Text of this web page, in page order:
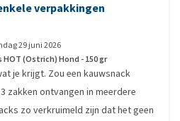
verpakkingen
29 juni 2026
(Ostrich) Hond - 150 gr
je krijgt. Zou een kauwsnack
zakken ontvangen in meerdere
zo verkruimeld zijn dat het geen